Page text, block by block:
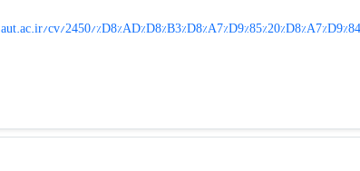
aut.ac.ir/cv/2450/